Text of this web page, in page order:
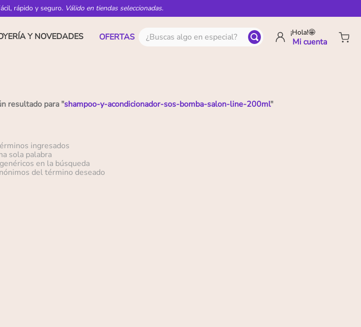
rápido y seguro. Válido en tiendas seleccionadas.
Y NOVEDADES OFERTAS ¿Buscas algo en especial? ¡Hola!🤩
resultado para "shampoo-y-acondicionador-sos-bomba-salon-line-200ml"
ingresados
sola palabra
en la búsqueda
del término deseado